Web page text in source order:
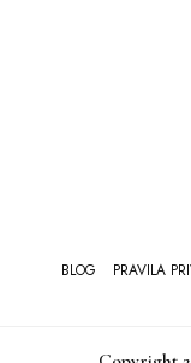
BLOG PRAVILA